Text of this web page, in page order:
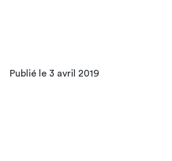
Publié le 3 avril 2019